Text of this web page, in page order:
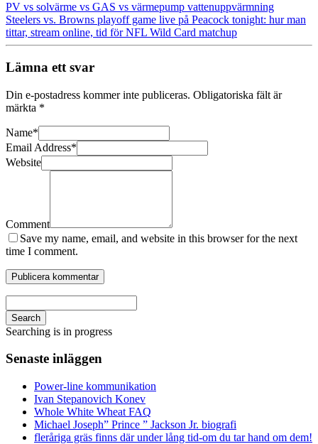
PV vs solvärme vs GAS vs värmepump vattenuppvärmning
Steelers vs. Browns playoff game live på Peacock tonight: hur man
tittar, stream online, tid för NFL Wild Card matchup
Lämna ett svar
Din e-postadress kommer inte publiceras. Obligatoriska fält är
märkta *
Name*
Email Address*
Website
Comment
Save my name, email, and website in this browser for the next
time I comment.
Search
Searching is in progress
Senaste inläggen
Power-line kommunikation
Ivan Stepanovich Konev
Whole White Wheat FAQ
Michael Joseph” Prince ” Jackson Jr. biografi
fleråriga gräs finns där under lång tid-om du tar hand om dem!